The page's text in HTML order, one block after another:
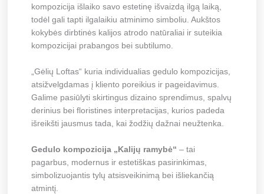
kompozicija išlaiko savo estetinę išvaizdą ilgą laiką,
todėl gali tapti ilgalaikiu atminimo simboliu. Aukštos
kokybės dirbtinės kalijos atrodo natūraliai ir suteikia
kompozicijai prabangos bei subtilumo.
„Gėlių Loftas“ kuria individualias gedulo kompozicijas,
atsižvelgdamas į kliento poreikius ir pageidavimus.
Galime pasiūlyti skirtingus dizaino sprendimus, spalvų
derinius bei floristines interpretacijas, kurios padeda
išreikšti jausmus tada, kai žodžių dažnai neužtenka.
Gedulo kompozicija „Kalijų ramybė“ – tai
pagarbus, modernus ir estetiškas pasirinkimas,
simbolizuojantis tylų atsisveikinimą bei išliekančią
atmintį.